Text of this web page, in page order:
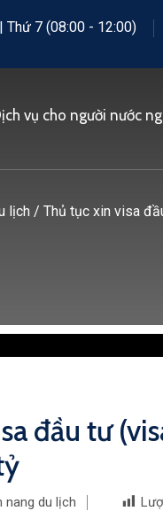
Thứ 7 (08:00 - 12:00)
vụ cho người nước
lịch /Thủ tục xin visa
đầu tư
nang du lịch